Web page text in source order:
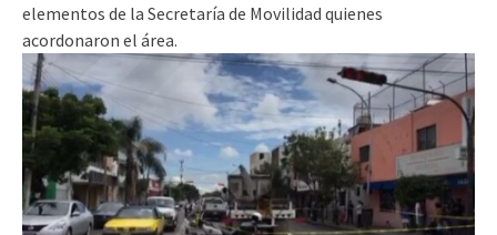
elementos de la Secretaría de Movilidad quienes
acordonaron el área.